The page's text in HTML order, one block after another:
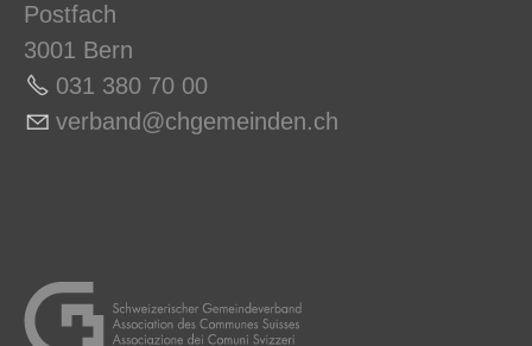
Postfach
3001 Bern
031 380 70 00
v rb nd chg m nd n ch